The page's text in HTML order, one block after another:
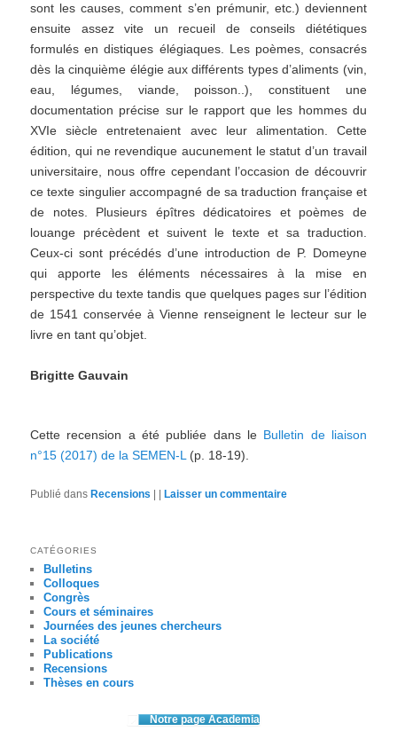
sont les causes, comment s’en prémunir, etc.) deviennent
ensuite assez vite un recueil de conseils diététiques
formulés en distiques élégiaques. Les poèmes, consacrés
dès la cinquième élégie aux différents types d’aliments (vin,
eau, légumes, viande, poisson..), constituent une
documentation précise sur le rapport que les hommes du
XVIe siècle entretenaient avec leur alimentation. Cette
édition, qui ne revendique aucunement le statut d’un travail
universitaire, nous offre cependant l’occasion de découvrir
ce texte singulier accompagné de sa traduction française et
de notes. Plusieurs épîtres dédicatoires et poèmes de
louange précèdent et suivent le texte et sa traduction.
Ceux-ci sont précédés d’une introduction de P. Domeyne
qui apporte les éléments nécessaires à la mise en
perspective du texte tandis que quelques pages sur l’édition
de 1541 conservée à Vienne renseignent le lecteur sur le
livre en tant qu’objet.
Brigitte Gauvain
Cette recension a été publiée dans leBulletin de liaison
n°15 (2017) de la SEMEN-L (p. 18-19).
Publié dans Recensions | |Laisser un commentaire
CATÉGORIES
Bulletins
Colloques
Congrès
Cours et séminaires
Journées des jeunes chercheurs
La société
Publications
Recensions
Thèses en cours
Notre page Academia